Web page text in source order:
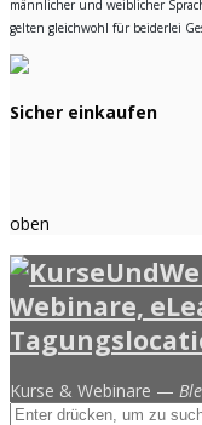
männlicher und weiblicher
gelten gleichwohl für beiderlei
Sicher einkaufen
oben
Kurse & Webinare —